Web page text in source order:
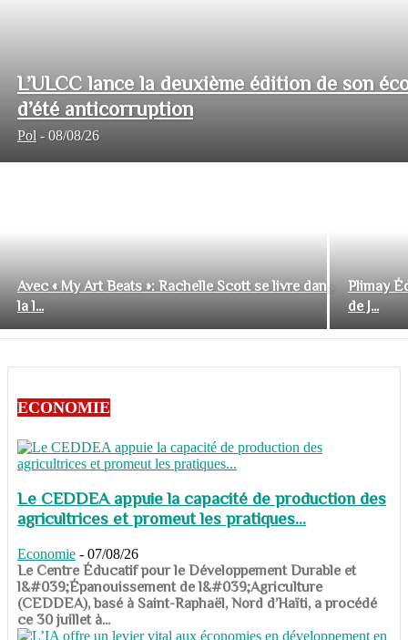
L’ULCC lance la deuxième édition de son
d’été anticorruption
Pol - 08/08/26
Avec « My Art Beats »: Rachelle Scott se livre dans
la l...
Plimay
de J...
ECONOMIE
Le CEDDEA appuie la capacité de production des
agricultrices et promeut les pratiques...
Economie - 07/08/26
​​​​​​​Le Centre Éducatif pour le Développement Durable et
l&#039;Épanouissement de l&#039;Agriculture
(CEDDEA), basé à Saint-Raphaël, Nord d’Haïti, a procédé
ce 30 juillet à...